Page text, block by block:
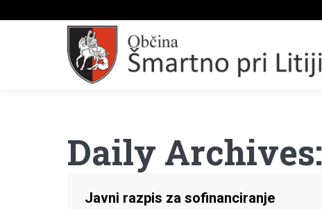
Daily Archives:
Javni razpis za sofinanciranje